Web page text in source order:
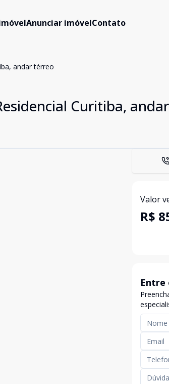
Anunciar imóvelContato
andar térreo
Curitiba, andar
Valor
R$
Entre